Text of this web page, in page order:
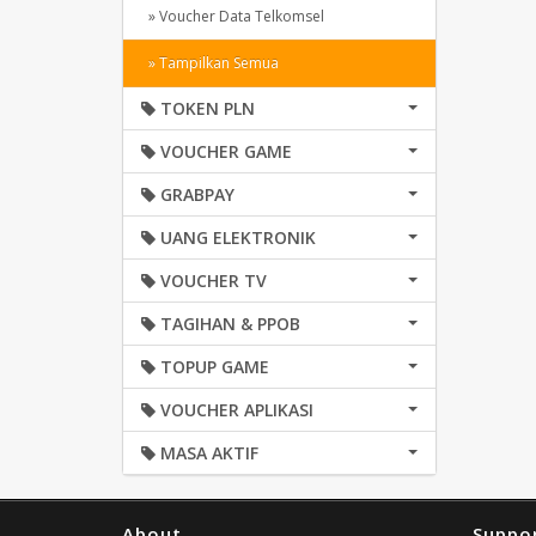
» Voucher Data Telkomsel
» Tampilkan Semua
TOKEN PLN
VOUCHER GAME
GRABPAY
UANG ELEKTRONIK
VOUCHER TV
TAGIHAN & PPOB
TOPUP GAME
VOUCHER APLIKASI
MASA AKTIF